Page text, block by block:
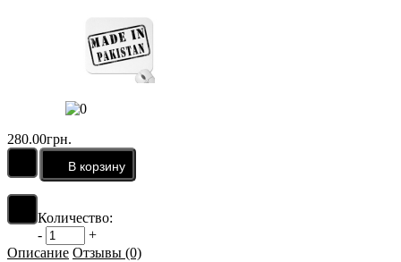
280.00грн.
Количество:
-
+
Описание Отзывы (0)